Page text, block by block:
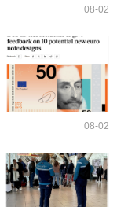
08-02
08-02